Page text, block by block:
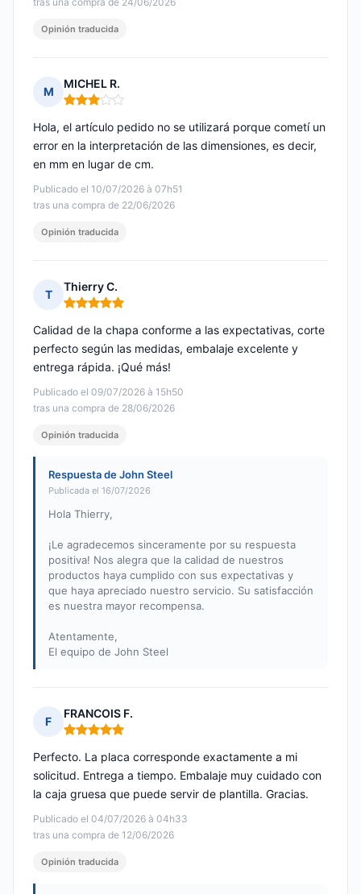
Opinión traducida
M
MICHEL R.
Nota: 3 de 5
Publicado el 10/07/2026 à 07h51
tras una compra de 22/06/2026
Hola, el artículo pedido no se utilizará porque cometí un
error en la interpretación de las dimensiones, es decir,
en mm en lugar de cm.
Opinión traducida
T
Thierry C.
Nota: 5 de 5
Publicado el 09/07/2026 à 15h50
tras una compra de 28/06/2026
Calidad de la chapa conforme a las expectativas, corte
perfecto según las medidas, embalaje excelente y
entrega rápida. ¡Qué más!
Opinión traducida
Respuesta de John Steel
Publicada el 16/07/2026
Hola Thierry,
¡Le agradecemos sinceramente por su respuesta
positiva! Nos alegra que la calidad de nuestros
productos haya cumplido con sus expectativas y
que haya apreciado nuestro servicio. Su satisfacción
es nuestra mayor recompensa.
Atentamente,
El equipo de John Steel
F
FRANCOIS F.
Nota: 5 de 5
Publicado el 04/07/2026 à 04h33
tras una compra de 12/06/2026
Perfecto. La placa corresponde exactamente a mi
solicitud. Entrega a tiempo. Embalaje muy cuidado con
la caja gruesa que puede servir de plantilla. Gracias.
Opinión traducida